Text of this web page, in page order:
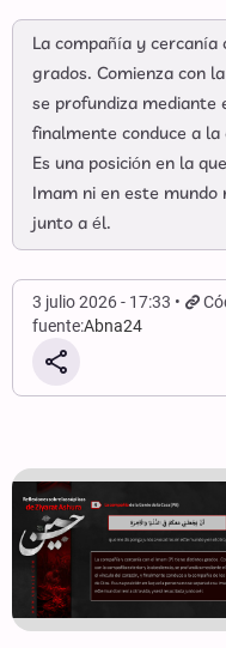
La compañía y
grados. Comienza con
se profundiza mediante
finalmente conduce a
Es una posición en la
Imam ni en este
junto a él.
3 julio 2026 - 17:33
fuente:Abna24